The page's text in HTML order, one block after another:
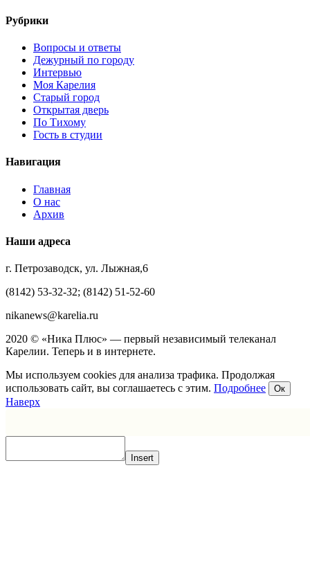
Рубрики
Вопросы и ответы
Дежурный по городу
Интервью
Моя Карелия
Старый город
Открытая дверь
По Тихому
Гость в студии
Навигация
Главная
О нас
Архив
Наши адреса
г. Петрозаводск, ул. Лыжная,6
(8142) 53-32-32; (8142) 51-52-60
nikanews@karelia.ru
2020 © «Ника Плюс» — первый независимый телеканал
Карелии. Теперь и в интернете.
Мы используем cookies для анализа трафика. Продолжая
использовать сайт, вы соглашаетесь с этим. Подробнее Ок
Наверх
Insert